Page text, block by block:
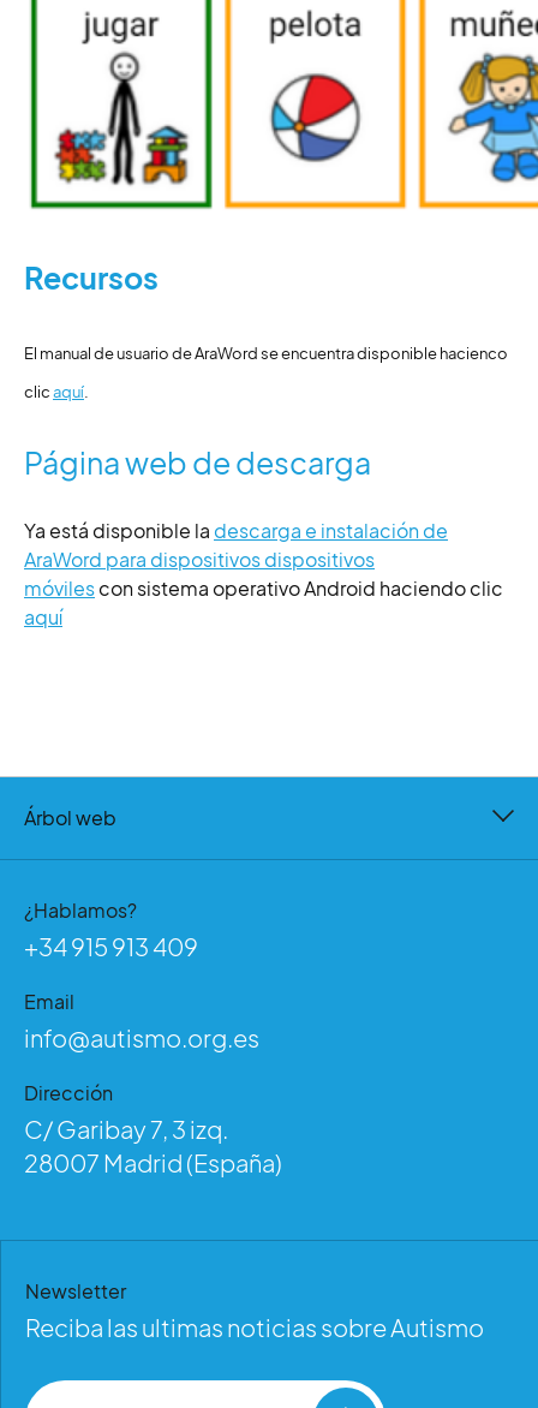
Recursos
El manual de usuario de AraWord se encuentra disponible hacienco
clicaquí
Página web de descarga
Ya está disponible la descarga e instalación de
AraWord para dispositivos dispositivos
móvilescon sistema operativo Android haciendo clic
aquí
Árbol web
¿Hablamos?
+34 915 913 409
Email
info@autismo.org.es
Dirección
C/ Garibay 7, 3 izq.
28007 Madrid (España)
Newsletter
Reciba las ultimas noticias sobre Autismo